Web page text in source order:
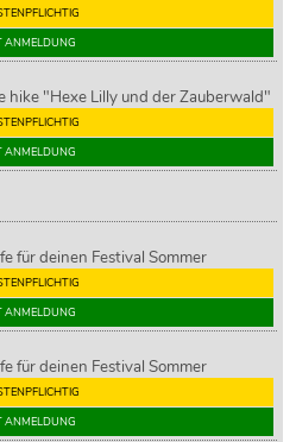
ANMELDUNG
hike "Hexe Lilly und der Zauberwald"
ANMELDUNG
für deinen Festival Sommer
ANMELDUNG
für deinen Festival Sommer
ANMELDUNG